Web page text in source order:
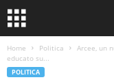
Home Politica
Arcee, un
educato su...
POLITICA